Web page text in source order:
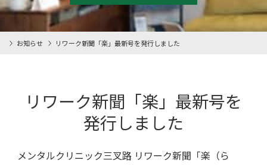
お知らせ リワーク新聞「楽」最新号を発行しました
リワーク新聞「楽」最新号を
発行しました
メンタルクリニック三叉路 リワーク新聞「楽（ら